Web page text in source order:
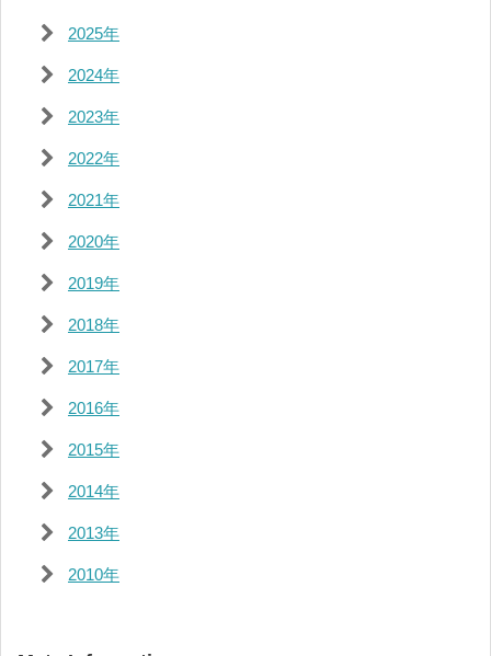
2025年
2024年
2023年
2022年
2021年
2020年
2019年
2018年
2017年
2016年
2015年
2014年
2013年
2010年